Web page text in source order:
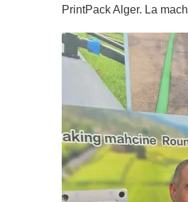
PrintPack Alger. La